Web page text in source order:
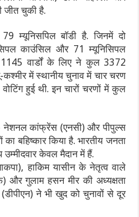
जीत चुकी है.
म्यूनिसपिल बॉडी है. जिनमें दो
काउंसिल और 71 म्यूनिसिपल
1145 वार्डों के लिए ने कुल 3372
कश्मीर में स्थानीय चुनाव में चार चरण
हुई थी. इन चारों चरणों में कुल
नेशनल कांफ्रेंस (एनसी) और पीपुल्स
का बहिष्कार किया है. भारतीय जनता
उम्मीदवार केवल मैदान में हैं.
हाकिम यासीन के नेतृत्व वाले
और गुलाम हसन मीर की अध्यक्षता
(डीपीएन) ने भी खुद को चुनावों से दूर